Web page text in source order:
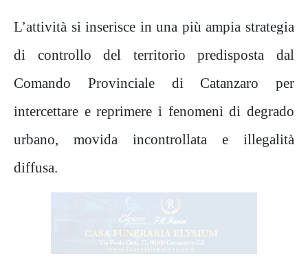
L’attività si inserisce in una più ampia strategia
di controllo del territorio predisposta dal
Comando Provinciale di Catanzaro per
intercettare e reprimere i fenomeni di degrado
urbano, movida incontrollata e illegalità
diffusa.